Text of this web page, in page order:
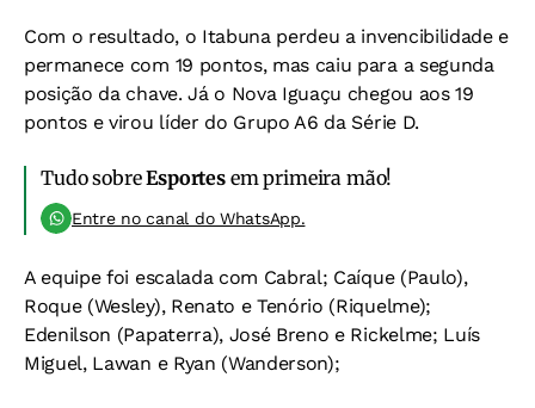
Com o resultado, o Itabuna perdeu a invencibilidade e
permanece com 19 pontos, mas caiu para a segunda
posição da chave. Já o Nova Iguaçu chegou aos 19
pontos e virou líder do Grupo A6 da Série D.
Tudo sobreEsportesem primeira mão!
Entre no canal do WhatsApp.
A equipe foi escalada com Cabral; Caíque (Paulo),
Roque (Wesley), Renato e Tenório (Riquelme);
Edenilson (Papaterra), José Breno e Rickelme; Luís
Miguel, Lawan e Ryan (Wanderson);